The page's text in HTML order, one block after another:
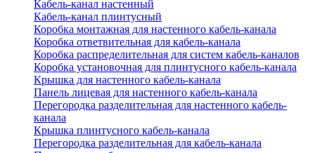
Кабель-канал настенный
Кабель-канал плинтусный
Коробка монтажная для настенного кабель-канала
Коробка ответвительная для кабель-канала
Коробка распределительная для систем кабель-каналов
Коробка установочная для плинтусного кабель-канала
Крышка для настенного кабель-канала
Панель лицевая для настенного кабель-канала
Перегородка разделительная для настенного кабель-
канала
Крышка плинтусного кабель-канала
Перегородка разделительная для кабель-канала